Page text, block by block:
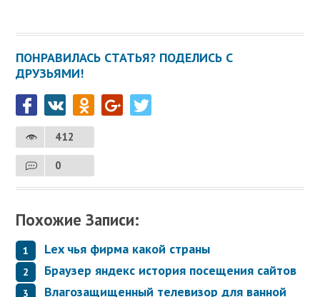
ПОНРАВИЛАСЬ СТАТЬЯ? ПОДЕЛИСЬ С
ДРУЗЬЯМИ!
412
0
Похожие Записи:
Lex чья фирма какой страны
Браузер яндекс история посещения сайтов
Влагозащищенный телевизор для ванной